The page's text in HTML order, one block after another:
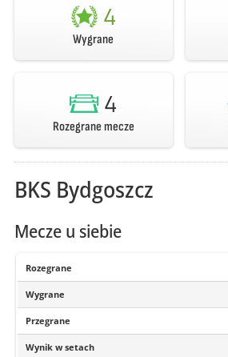
4
Wygrane
4
Rozegrane mecze
BKS Bydgoszcz
Mecze u siebie
Rozegrane
Wygrane
Przegrane
Wynik w setach